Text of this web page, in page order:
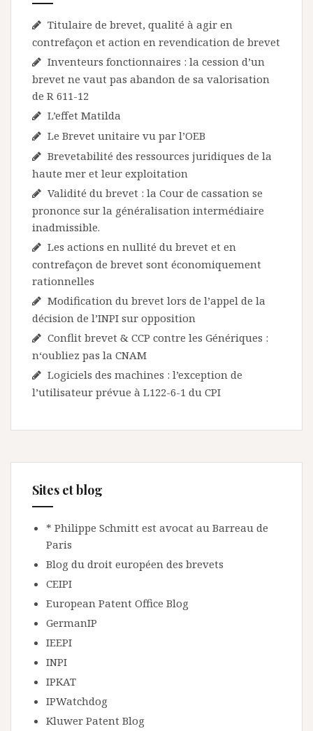
Titulaire de brevet, qualité à agir en
contrefaçon et action en revendication de brevet
Inventeurs fonctionnaires : la cession d’un
brevet ne vaut pas abandon de sa valorisation
de R 611-12
L’effet Matilda
Le Brevet unitaire vu par l’OEB
Brevetabilité des ressources juridiques de la
haute mer et leur exploitation
Validité du brevet : la Cour de cassation se
prononce sur la généralisation intermédiaire
inadmissible.
Les actions en nullité du brevet et en
contrefaçon de brevet sont économiquement
rationnelles
Modification du brevet lors de l’appel de la
décision de l’INPI sur opposition
Conflit brevet & CCP contre les Génériques :
n‘oubliez pas la CNAM
Logiciels des machines : l’exception de
l’utilisateur prévue à L122-6-1 du CPI
Sites et blog
* Philippe Schmitt est avocat au Barreau de
Paris
Blog du droit européen des brevets
CEIPI
European Patent Office Blog
GermanIP
IEEPI
INPI
IPKAT
IPWatchdog
Kluwer Patent Blog